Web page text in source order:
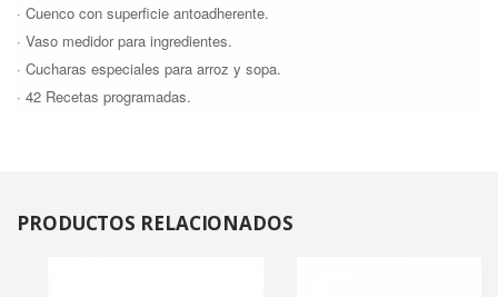
· Cuenco con superficie antoadherente.
· Vaso medidor para ingredientes.
· Cucharas especiales para arroz y sopa.
· 42 Recetas programadas.
PRODUCTOS RELACIONADOS